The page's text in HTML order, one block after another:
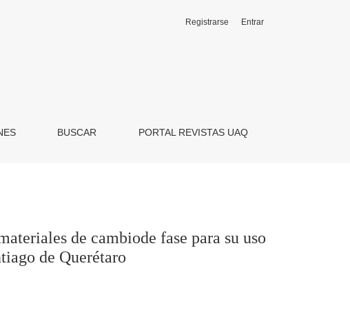
su uso como masa térmica en un techo para el clima de Santiago
BUSCAR PORTAL REVISTAS UAQ
Registrarse Entrar
de cambiode fase para su uso
de Querétaro